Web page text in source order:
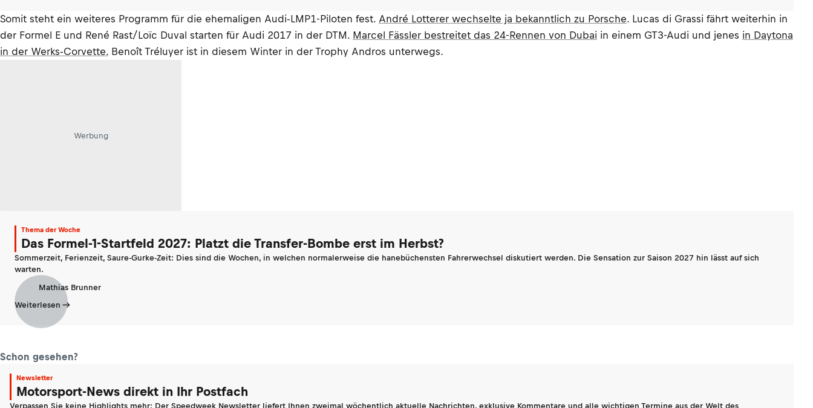
Somit steht ein weiteres Programm für die ehemaligen Audi-LMP1-Piloten fest. André Lotterer wechselte ja bekanntlich zu Porsche. Lucas di Grassi fährt weiterhin in
der Formel E und René Rast/Loïc Duval starten für Audi 2017 in der DTM. Marcel Fässler bestreitet das 24-Rennen von Dubai in einem GT3-Audi und jenes in Daytona
in der Werks-Corvette. Benoît Tréluyer ist in diesem Winter in der Trophy Andros unterwegs.
Werbung
Thema der Woche
Das Formel-1-Startfeld 2027: Platzt die Transfer-Bombe erst im Herbst?
Sommerzeit, Ferienzeit, Saure-Gurke-Zeit: Dies sind die Wochen, in welchen normalerweise die hanebüchensten Fahrerwechsel diskutiert werden. Die Sensation zur Saison 2027 hin lässt auf sich
warten.
Mathias Brunner
Weiterlesen
Schon gesehen?
Newsletter
Motorsport-News direkt in Ihr Postfach
Verpassen Sie keine Highlights mehr: Der Speedweek Newsletter liefert Ihnen zweimal wöchentlich aktuelle Nachrichten, exklusive Kommentare und alle wichtigen Termine aus der Welt des